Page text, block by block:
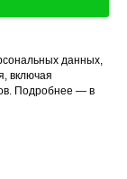
данных,
включая
Подробнее — в